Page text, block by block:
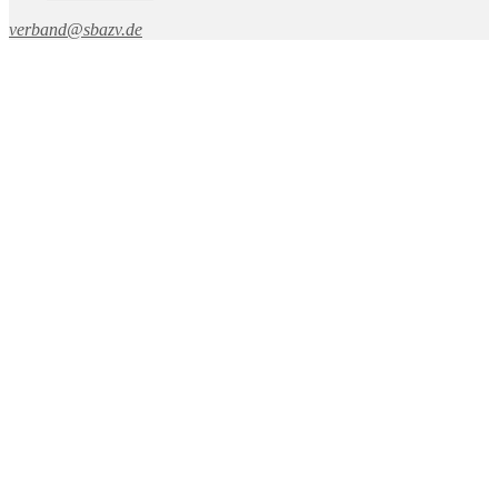
verband@sbazv.de